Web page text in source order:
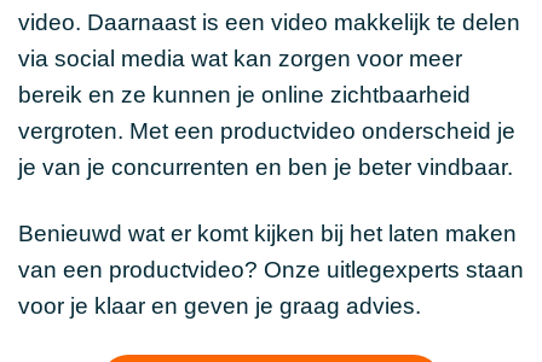
video. Daarnaast is een video makkelijk te delen
via social media wat kan zorgen voor meer
bereik en ze kunnen je online zichtbaarheid
vergroten. Met een productvideo onderscheid je
je van je concurrenten en ben je beter vindbaar.
Benieuwd wat er komt kijken bij het laten maken
van een productvideo? Onze uitlegexperts staan
voor je klaar en geven je graag advies.